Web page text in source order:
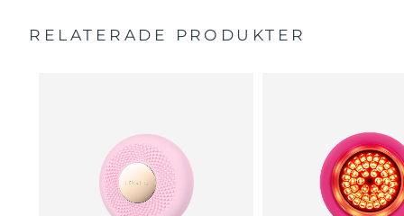
Kliniska undersökningar visar att fuktnivån ökar med
2 års garanti (Spanien, Portugal, Sverige: 3 års garanti)
RELATERADE PRODUKTER